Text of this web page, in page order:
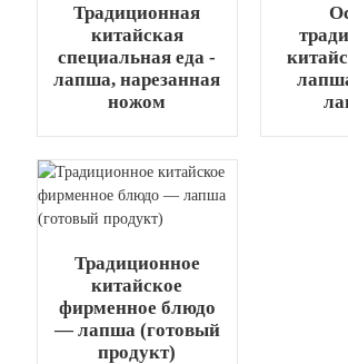
Традиционная
китайская
специальная еда -
лапша, нарезанная
ножом
Традиционное
китайское
фирменное блюдо
— лапша (готовый
продукт)